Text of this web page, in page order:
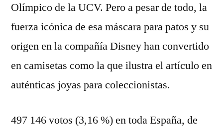
Olímpico de la UCV. Pero a pesar de todo, la
fuerza icónica de esa máscara para patos y su
origen en la compañía Disney han convertido
en camisetas como la que ilustra el artículo en
auténticas joyas para coleccionistas.
497 146 votos (3,16 %) en toda España, de